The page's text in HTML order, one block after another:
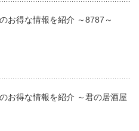
お得な情報を紹介 ～8787～
お得な情報を紹介 ～君の居酒屋